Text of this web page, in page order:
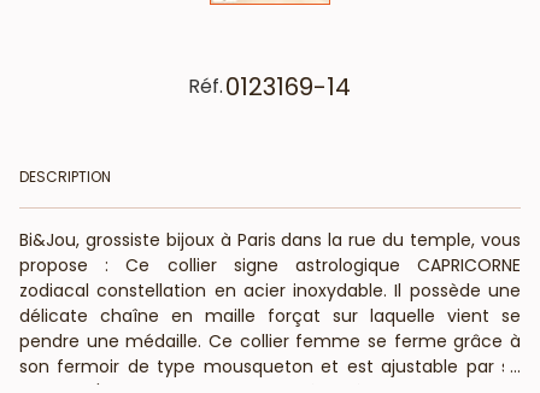
Réf.0123169-14
DESCRIPTION
Bi&Jou, grossiste bijoux à Paris dans la rue du temple, vous
propose : Ce collier signe astrologique CAPRICORNE
zodiacal constellation en acier inoxydable. Il possède une
délicate chaîne en maille forçat sur laquelle vient se
pendre une médaille. Ce collier femme se ferme grâce à
son fermoir de type mousqueton et est ajustable par sa
...